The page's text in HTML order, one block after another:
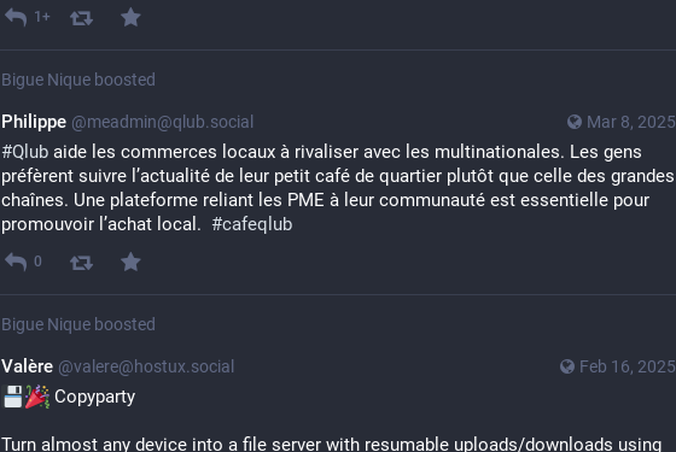
1+
Bigue Nique boosted
Mar 8, 2025
Philippe @meadmin@qlub.social
#Qlub aide les commerces locaux à rivaliser avec les multinationales. Les gens
préfèrent suivre l’actualité de leur petit café de quartier plutôt que celle des grandes
chaînes. Une plateforme reliant les PME à leur communauté est essentielle pour
promouvoir l’achat local. #cafeqlub
0
Bigue Nique boosted
Feb 16, 2025
Valère @valere@hostux.social
Copyparty
Turn almost any device into a file server with resumable uploads/downloads using